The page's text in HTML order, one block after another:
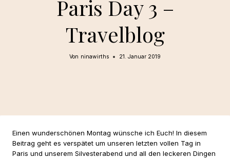
Paris Day 3 –
Travelblog
Von ninawirths 21. Januar 2019
Einen wunderschönen Montag wünsche ich Euch! In diesem
Beitrag geht es verspätet um unseren letzten vollen Tag in
Paris und unserem Silvesterabend und all den leckeren Dingen